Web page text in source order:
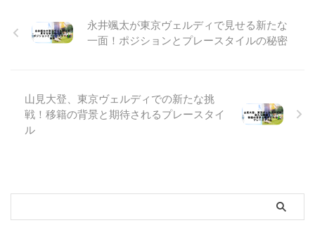
永井颯太が東京ヴェルディで見せる新たな
一面！ポジションとプレースタイルの秘密
山見大登、東京ヴェルディでの新たな挑
戦！移籍の背景と期待されるプレースタイ
ル